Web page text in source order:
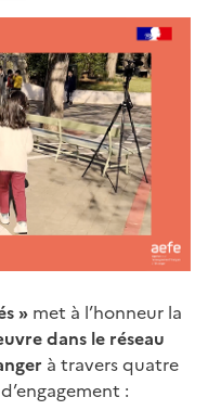
» met à l’honneur la
dans le réseau
à travers quatre
: